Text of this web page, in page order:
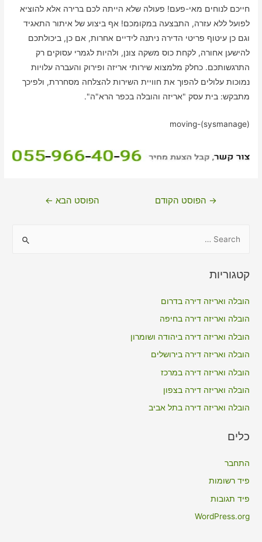
חייכם לנוחים מאי-פעם! פעולה שלא הייתה לכם ברירה אלא להוציא
לפועל ללא עזרה, התבצעה במקומכם! אף ביצוע של איתור התאגיד
וגם כן עיטוף פריטי הדירה ניתנה לידיים אחרות, אם כן, ביכולתכם
להישען אחורה, לקחת כוס משקה צונן, ולהיות לגמרי עסוקים רק
התרגשותכם. כחלק מלמצוא שירותי אריזה ופירוק והעברה עלויות
נמוכות עלולים להפוך את חוויית השירות להצלחה מסחררת, ולפיכך
מתבקש: בית עסק "אריזה והובלה בכפר הרא"ה".
moving-(sysmanage)
ניווט→ הפוסט הקודם הפוסט הבא ←
r
o
r
:
קטגוריות
הובלה ואריזה דירה בדרום
הובלה ואריזה דירה בחיפה
הובלה ואריזה דירה ביהודה ושומרון
הובלה ואריזה דירה בירושלים
הובלה ואריזה דירה במרכז
הובלה ואריזה דירה בצפון
הובלה ואריזה דירה בתל אביב
כלים
התחבר
פיד רשומות
פיד תגובות
WordPress.org